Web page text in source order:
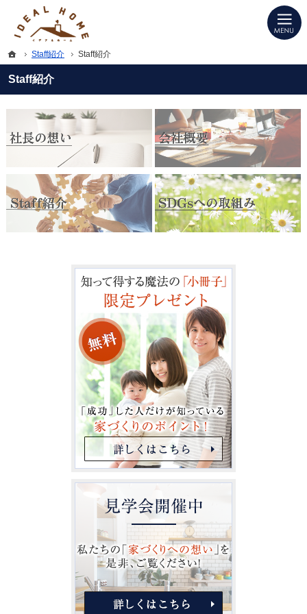
Staff紹介
プロの目線からご提案。愛知県西尾市の注文住宅・新築戸建てを手がける工務店
愛知県西尾市の新築・注文住宅・新築戸建てを手がける工務店ならIDEAL HOME
ホーム
Staff紹介 Staff紹介